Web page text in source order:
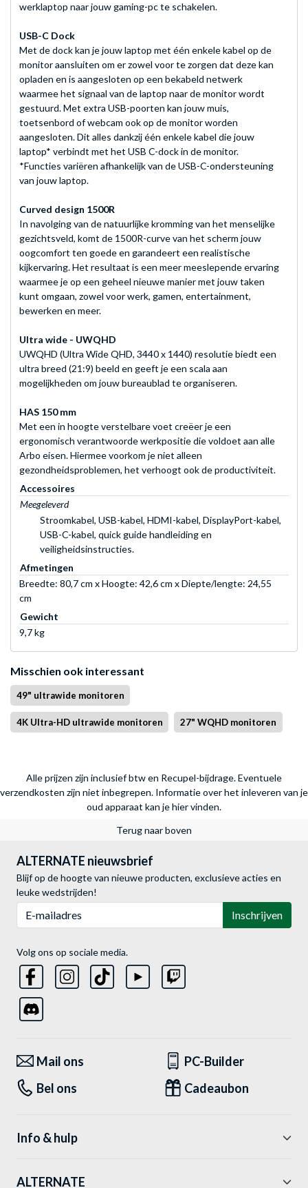
werklaptop naar jouw gaming-pc te schakelen.
USB-C Dock
Met de dock kan je jouw laptop met één enkele kabel op de
monitor aansluiten om er zowel voor te zorgen dat deze kan
opladen en is aangesloten op een bekabeld netwerk
waarmee het signaal van de laptop naar de monitor wordt
gestuurd. Met extra USB-poorten kan jouw muis,
toetsenbord of webcam ook op de monitor worden
aangesloten. Dit alles dankzij één enkele kabel die jouw
laptop* verbindt met het USB C-dock in de monitor.
*Functies variëren afhankelijk van de USB-C-ondersteuning
van jouw laptop.
Curved design 1500R
In navolging van de natuurlijke kromming van het menselijke
gezichtsveld, komt de 1500R-curve van het scherm jouw
oogcomfort ten goede en garandeert een realistische
kijkervaring. Het resultaat is een meer meeslepende ervaring
waarmee je op een geheel nieuwe manier met jouw taken
kunt omgaan, zowel voor werk, gamen, entertainment,
bewerken en meer.
Ultra wide - UWQHD
UWQHD (Ultra Wide QHD, 3440 x 1440) resolutie biedt een
ultra breed (21:9) beeld en geeft je een scala aan
mogelijkheden om jouw bureaublad te organiseren.
HAS 150 mm
Met een in hoogte verstelbare voet creëer je een
ergonomisch verantwoorde werkpositie die voldoet aan alle
Arbo eisen. Hiermee voorkom je niet alleen
gezondheidsproblemen, het verhoogt ook de productiviteit.
Accessoires
Meegeleverd
Stroomkabel, USB-kabel, HDMI-kabel, DisplayPort-kabel,
USB-C-kabel, quick guide handleiding en
veiligheidsinstructies.
Afmetingen
Breedte: 80,7 cm x Hoogte: 42,6 cm x Diepte/lengte: 24,55
cm
Gewicht
9,7 kg
Misschien ook interessant
49" ultrawide monitoren
4K Ultra-HD ultrawide monitoren 27" WQHD monitoren
Alle prijzen zijn inclusief btw en Recupel-bijdrage. Eventuele
verzendkosten zijn niet inbegrepen. Informatie over het inleveren van je
oud apparaat kan je hier vinden.
Terug naar boven
ALTERNATE nieuwsbrief
Blijf op de hoogte van nieuwe producten, exclusieve acties en
leuke wedstrijden!
Inschrijven
Volg ons op sociale media.
Mail ons
PC-Builder
Bel ons
Cadeaubon
Info & hulp
ALTERNATE